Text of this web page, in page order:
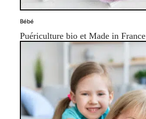
Bébé
Puériculture bio et Made in France